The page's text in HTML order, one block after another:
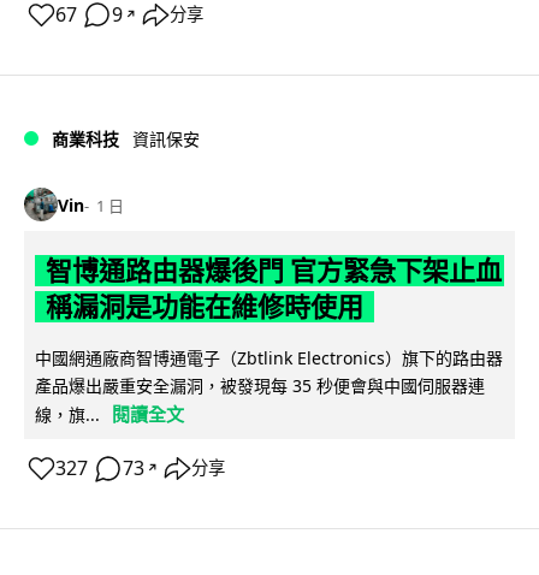
67 9 ↗ 分享
商業科技 資訊保安
Vin 1 日
智博通路由器爆後門 官方緊急下架止血
稱漏洞是功能在維修時使用
中國網通廠商智博通電子（Zbtlink Electronics）旗下的路由器
產品爆出嚴重安全漏洞，被發現每 35 秒便會與中國伺服器連
線，旗...
閱讀全文
327 73 ↗ 分享